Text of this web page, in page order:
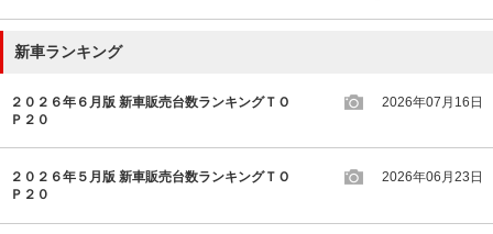
新車ランキング
２０２６年６月版 新車販売台数ランキングＴＯ
Ｐ２０
2026年07月16日
２０２６年５月版 新車販売台数ランキングＴＯ
Ｐ２０
2026年06月23日